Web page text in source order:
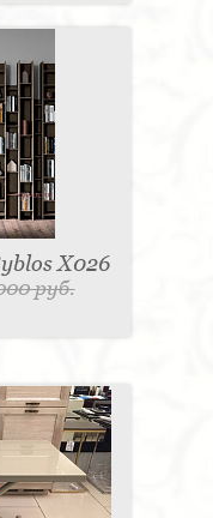
X026
руб.